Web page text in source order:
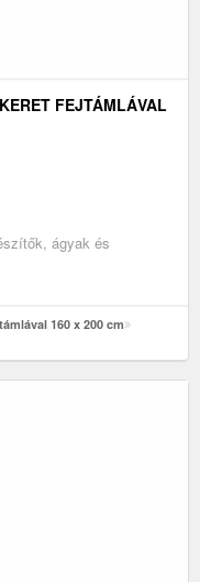
FEJTÁMLÁVAL
ágyak és
160 x 200 cm